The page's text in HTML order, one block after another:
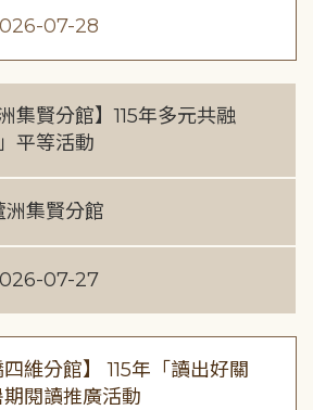
07-28
洲集賢分館】115年多元共融
」平等活動
洲集賢分館
07-27
四維分館】 115年「讀出好關
閱讀推廣活動